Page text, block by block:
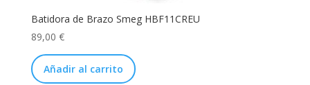
Batidora de Brazo Smeg HBF11CREU
89,00 €
Añadir al carrito